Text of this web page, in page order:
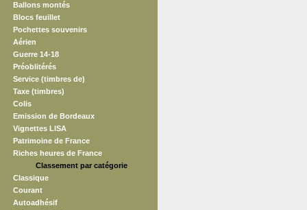
Ballons montés
Blocs feuillet
Pochettes souvenirs
Aérien
Guerre 14-18
Préoblitérés
Service (timbres de)
Taxe (timbres)
Colis
Emission de Bordeaux
Vignettes LISA
Patrimoine de France
Riches heures de France
Classement par catégorie
Classique
Courant
Autoadhésif